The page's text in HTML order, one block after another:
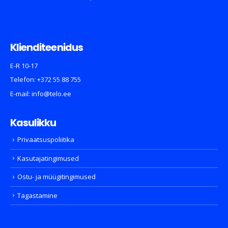
Klienditeenidus
E-R 10-17
Telefon: +372 55 88 755
E-mail: info@telo.ee
Kasulikku
Privaatsuspoliitika
Kasutajatingimused
Ostu- ja müügitingimused
Tagastamine